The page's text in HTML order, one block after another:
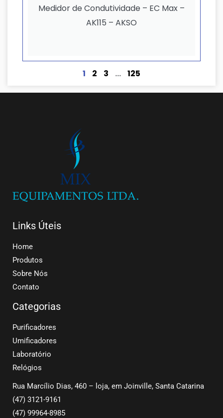
Medidor de Condutividade – EC Max –
AK115 – AKSO
1 2 3 … 125
Links Úteis
Home
Produtos
Sobre Nós
Contato
Categorias
Purificadores
Umificadores
Laboratório
Relógios
Rua Marcílio Dias, 460 – loja, em Joinville, Santa Catarina
(47) 3121-9161
(47) 99964-8985